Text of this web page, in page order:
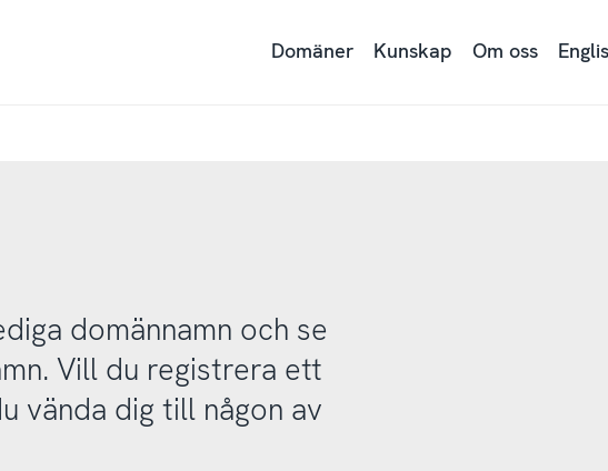
Domäner Kunskap Om oss
domännamn och se
Vill du registrera ett
vända dig till någon av